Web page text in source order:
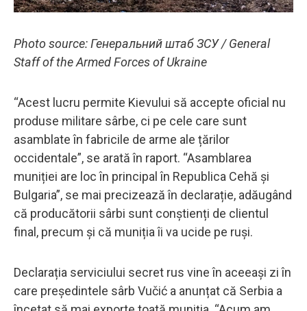
Photo source: Генеральний штаб ЗСУ / General
Staff of the Armed Forces of Ukraine
“Acest lucru permite Kievului să accepte oficial nu
produse militare sârbe, ci pe cele care sunt
asamblate în fabricile de arme ale țărilor
occidentale”, se arată în raport. “Asamblarea
muniției are loc în principal în Republica Cehă și
Bulgaria”, se mai precizează în declarație, adăugând
că producătorii sârbi sunt conștienți de clientul
final, precum și că muniția îi va ucide pe ruși.
Declarația serviciului secret rus vine în aceeași zi în
care președintele sârb Vučić a anunțat că Serbia a